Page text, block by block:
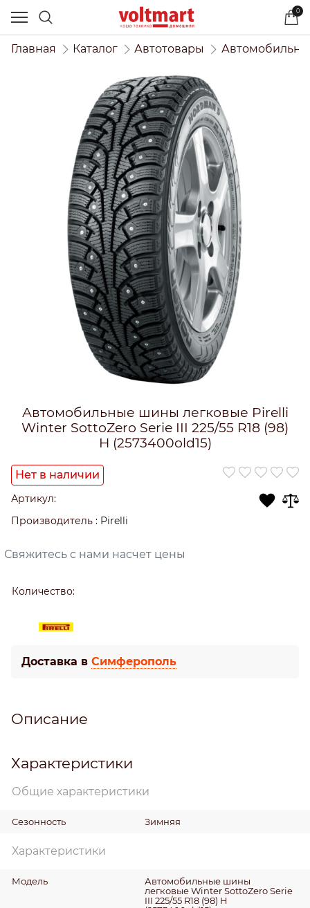
0
Главная Каталог Автотовары
Автомобильные шины легковые Pirelli
Winter SottoZero Serie III 225/55 R18 (98)
H (2573400old15)
Нет в наличии
Артикул:
Производитель : Pirelli
Свяжитесь с нами насчет цены
Количество:
Доставка в Симферополь
Описание
Характеристики
Общие характеристики
Сезонность Зимняя
Характеристики
Модель
Автомобильные шины
легковые Winter SottoZero Serie
III 225/55 R18 (98) H